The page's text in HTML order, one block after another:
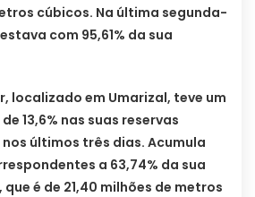
cúbicos. Na última segunda-
com 95,61% da sua
localizado em Umarizal, teve um
13,6% nas suas reservas
últimos três dias. Acumula
a 63,74% da sua
é de 21,40 milhões de metros